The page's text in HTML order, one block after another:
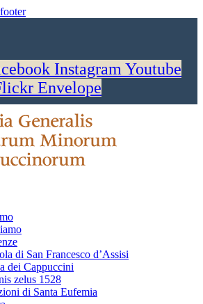
Instagram Youtube
Envelope
di San Francesco d’Assisi
dei Cappuccini
zelus 1528
di Santa Eufemia